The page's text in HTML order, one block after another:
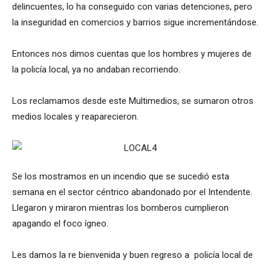
delincuentes, lo ha conseguido con varias detenciones, pero
la inseguridad en comercios y barrios sigue incrementándose.
Entonces nos dimos cuentas que los hombres y mujeres de
la policía local, ya no andaban recorriendo.
Los reclamamos desde este Multimedios, se sumaron otros
medios locales y reaparecieron.
Se los mostramos en un incendio que se sucedió esta
semana en el sector céntrico abandonado por el Intendente.
Llegaron y miraron mientras los bomberos cumplieron
apagando el foco ígneo.
Les damos la re bienvenida y buen regreso a policía local de